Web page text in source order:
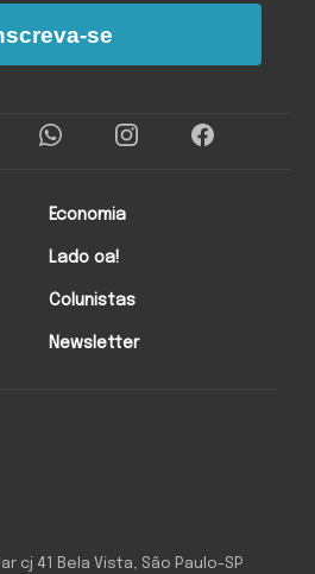
cj 41 Bela Vista, São Paulo-SP
Economia
Lado oa!
Colunistas
Newsletter
se